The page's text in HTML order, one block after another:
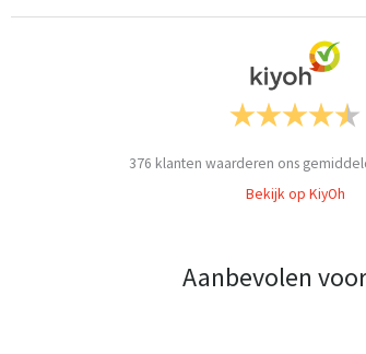
376 klanten waarderen ons
Bekijk op KiyOh
Aanbevolen